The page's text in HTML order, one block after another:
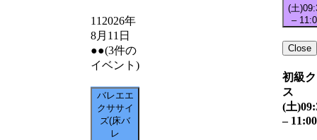
11 2026年
8月11日
●●(3件の
イベント)
バレエエ
クササイ
ズ(床バ
レ
(土)
–
Close
初級
ス
(土)
– 11:00